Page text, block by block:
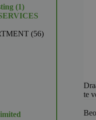
te
11
product
5656